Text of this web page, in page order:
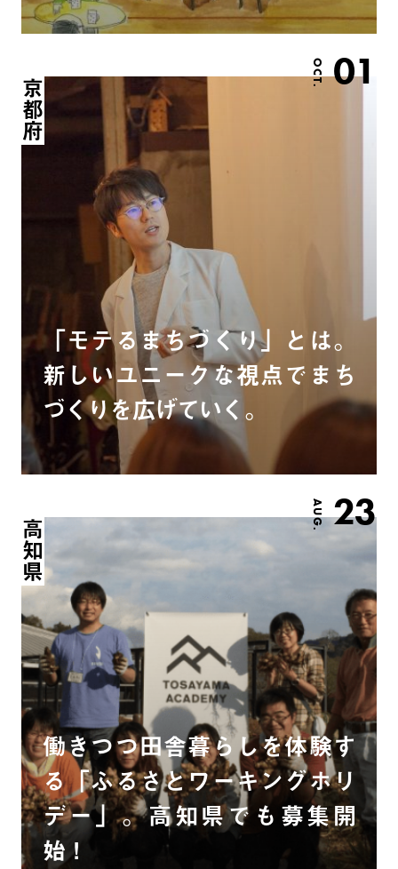
OCT. 01
京都府
「モテるまちづくり」とは。
新しいユニークな視点でまち
づくりを広げていく。
AUG. 23
高知県
働きつつ田舎暮らしを体験す
る「ふるさとワーキングホリ
デー」。高知県でも募集開
始！